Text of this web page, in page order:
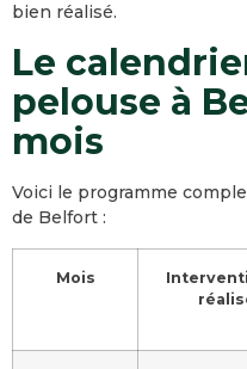
bien réalisé.
Le
pelouse à
mois
Voici le programme
de Belfort :
Mois